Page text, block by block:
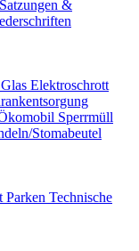
Satzungen &
Elektroschrott
Sperrmüll
Stomabeutel
Parken Technische